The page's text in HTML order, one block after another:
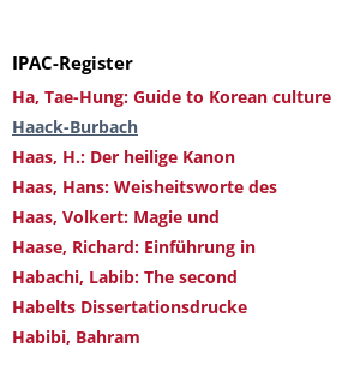
IPAC-Register
Ha, Tae-Hung: Guide to Korean culture
Haack-Burbach
Haas, H.: Der heilige Kanon
Haas, Hans: Weisheitsworte des
Haas, Volkert: Magie und
Haase, Richard: Einführung in
Habachi, Labib: The second
Habelts Dissertationsdrucke
Habibi, Bahram